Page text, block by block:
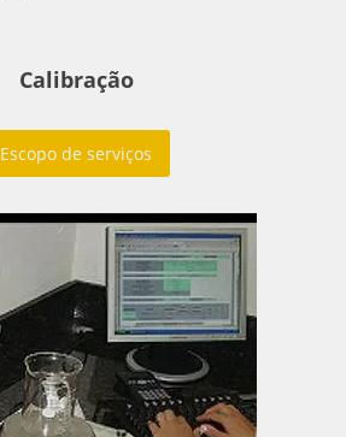
Calibração
Escopo de serviços